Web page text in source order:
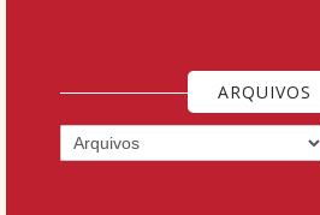
ARQUIVOS